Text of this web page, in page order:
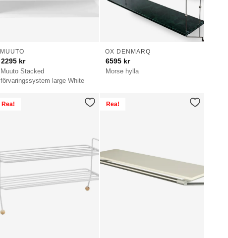
Muuto Stacked
förvaringssystem large White
MUUTO
2295 kr
Morse hylla
OX DENMARQ
6595 kr
Rea! Rea!